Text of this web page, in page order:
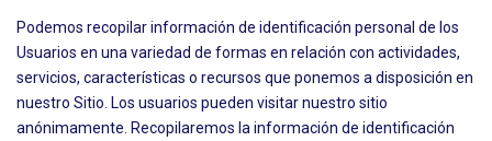
Podemos recopilar información de identificación personal de los
Usuarios en una variedad de formas en relación con actividades,
servicios, características o recursos que ponemos a disposición en
nuestro Sitio. Los usuarios pueden visitar nuestro sitio
anónimamente. Recopilaremos la información de identificación